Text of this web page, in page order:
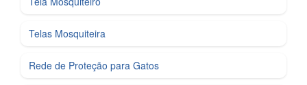
Telas Mosquiteira
Rede de Proteção para Gatos